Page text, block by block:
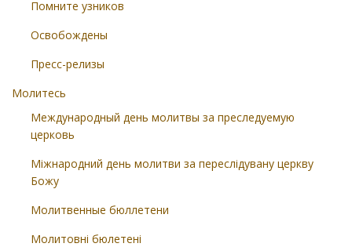
Помните узников
Освобождены
Пресс-релизы
Молитесь
Международный день молитвы за преследуемую
церковь
Міжнародний день молитви за переслідувану церкву
Божу
Молитвенные бюллетени
Молитовні бюлетені